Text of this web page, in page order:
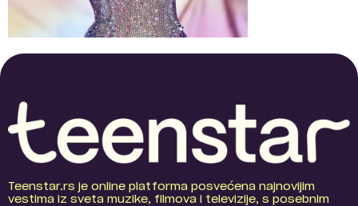
Teenstar.rs je online platforma posvećena najnovijim
vestima iz sveta muzike, filmova i televizije, s posebnim